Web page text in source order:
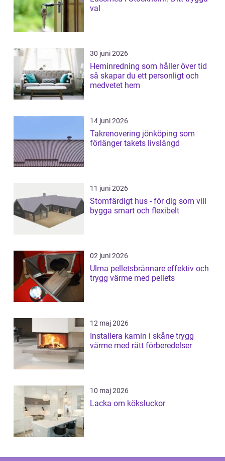
val
30 juni 2026
Heminredning som håller över tid
så skapar du ett personligt och
medvetet hem
14 juni 2026
Takrenovering jönköping som
förlänger takets livslängd
11 juni 2026
Stomfärdigt hus - för dig som vill
bygga smart och flexibelt
02 juni 2026
Ulma pelletsbrännare effektiv och
trygg värme med pellets
12 maj 2026
Installera kamin i skåne trygg
värme med rätt förberedelser
10 maj 2026
Lacka om köksluckor